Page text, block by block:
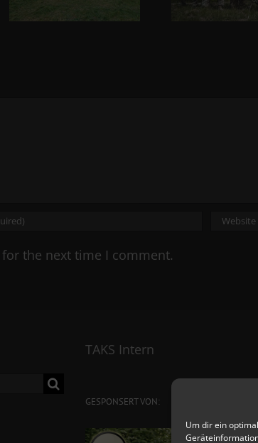
Um dir ein
the next time I comment.
TAKS Intern
GESPONSERT VON: